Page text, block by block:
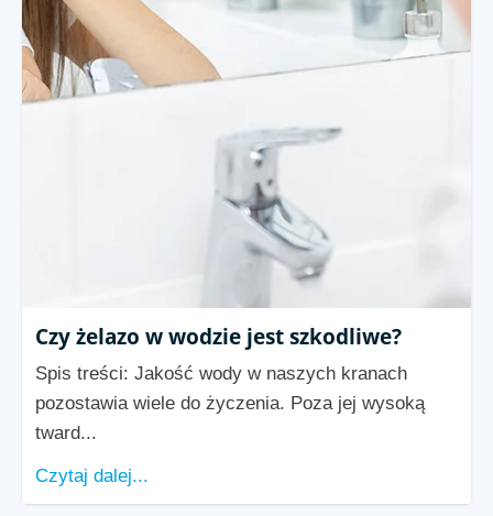
Czy żelazo w wodzie jest szkodliwe?
Spis treści: Jakość wody w naszych kranach
pozostawia wiele do życzenia. Poza jej wysoką
tward...
Czytaj dalej...